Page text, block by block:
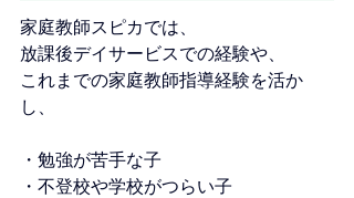
家庭教師スピカでは、
放課後デイサービスでの経験や、
これまでの家庭教師指導経験を活か
し、
・勉強が苦手な子
・不登校や学校がつらい子